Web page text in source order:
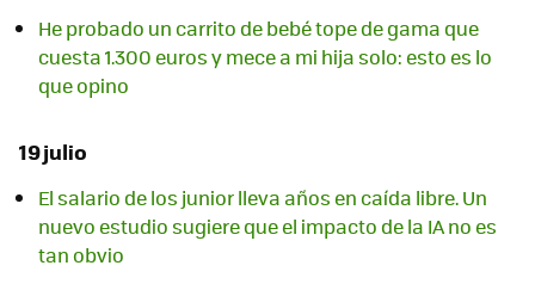
He probado un carrito de bebé tope de gama que
cuesta 1.300 euros y mece a mi hija solo: esto es lo
que opino
19 julio
El salario de los junior lleva años en caída libre. Un
nuevo estudio sugiere que el impacto de la IA no es
tan obvio